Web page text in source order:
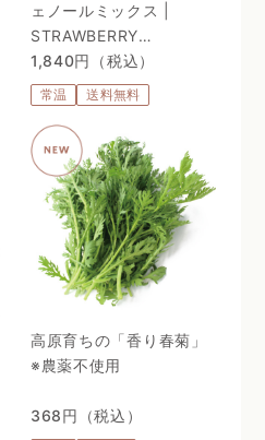
ェノールミックス |
STRAWBERRY
POLYPHENOLS MIX
1,840円（税込）
常温 送料無料
高原育ちの「香り春菊」
※農薬不使用
368円（税込）